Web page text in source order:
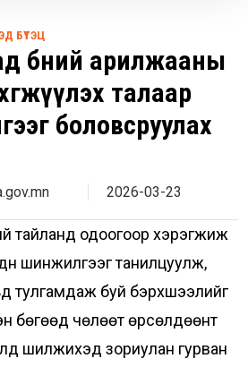
БҮТЭЦ
бөөний арилжааны
талаар
боловсруулах
2026-03-23
тайланд одоогоор хэрэгжиж
шинжилгээг танилцуулж,
тулгамдаж буй бэрхшээлийг
бөгөөд чөлөөт өрсөлдөөнт
шилжихэд зориулан гурван